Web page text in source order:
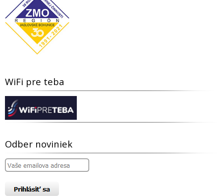
WiFi pre teba
Odber noviniek